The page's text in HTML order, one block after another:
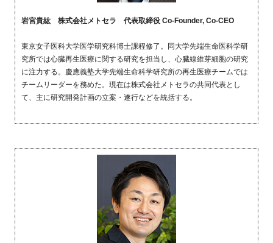
岩宮貴紘 株式会社メトセラ 代表取締役Co-Founder, Co-CEO
東京女子医科大学医学研究科博士課程修了。同大学先端生命医科学研
究所では心臓再生医療に関する研究を担当し、心臓線維芽細胞の研究
に注力する。慶應義塾大学先端生命科学研究所の再生医療チームでは
チームリーダーを務めた。現在は株式会社メトセラの共同代表とし
て、主に研究開発計画の立案・遂行などを統括する。